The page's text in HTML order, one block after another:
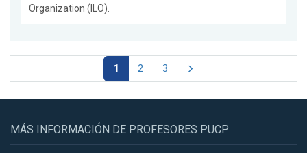
Organization (ILO).
1 2 3
MÁS INFORMACIÓN DE PROFESORES PUCP